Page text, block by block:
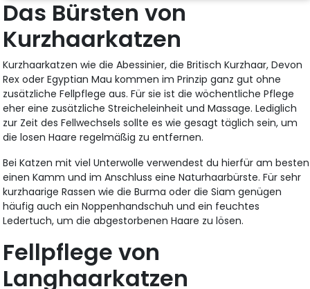
Das Bürsten von
Kurzhaarkatzen
Kurzhaarkatzen wie die Abessinier, die Britisch Kurzhaar, Devon
Rex oder Egyptian Mau kommen im Prinzip ganz gut ohne
zusätzliche Fellpflege aus. Für sie ist die wöchentliche Pflege
eher eine zusätzliche Streicheleinheit und Massage. Lediglich
zur Zeit des Fellwechsels sollte es wie gesagt täglich sein, um
die losen Haare regelmäßig zu entfernen.
Bei Katzen mit viel Unterwolle verwendest du hierfür am besten
einen Kamm und im Anschluss eine Naturhaarbürste. Für sehr
kurzhaarige Rassen wie die Burma oder die Siam genügen
häufig auch ein Noppenhandschuh und ein feuchtes
Ledertuch, um die abgestorbenen Haare zu lösen.
Fellpflege von
Langhaarkatzen